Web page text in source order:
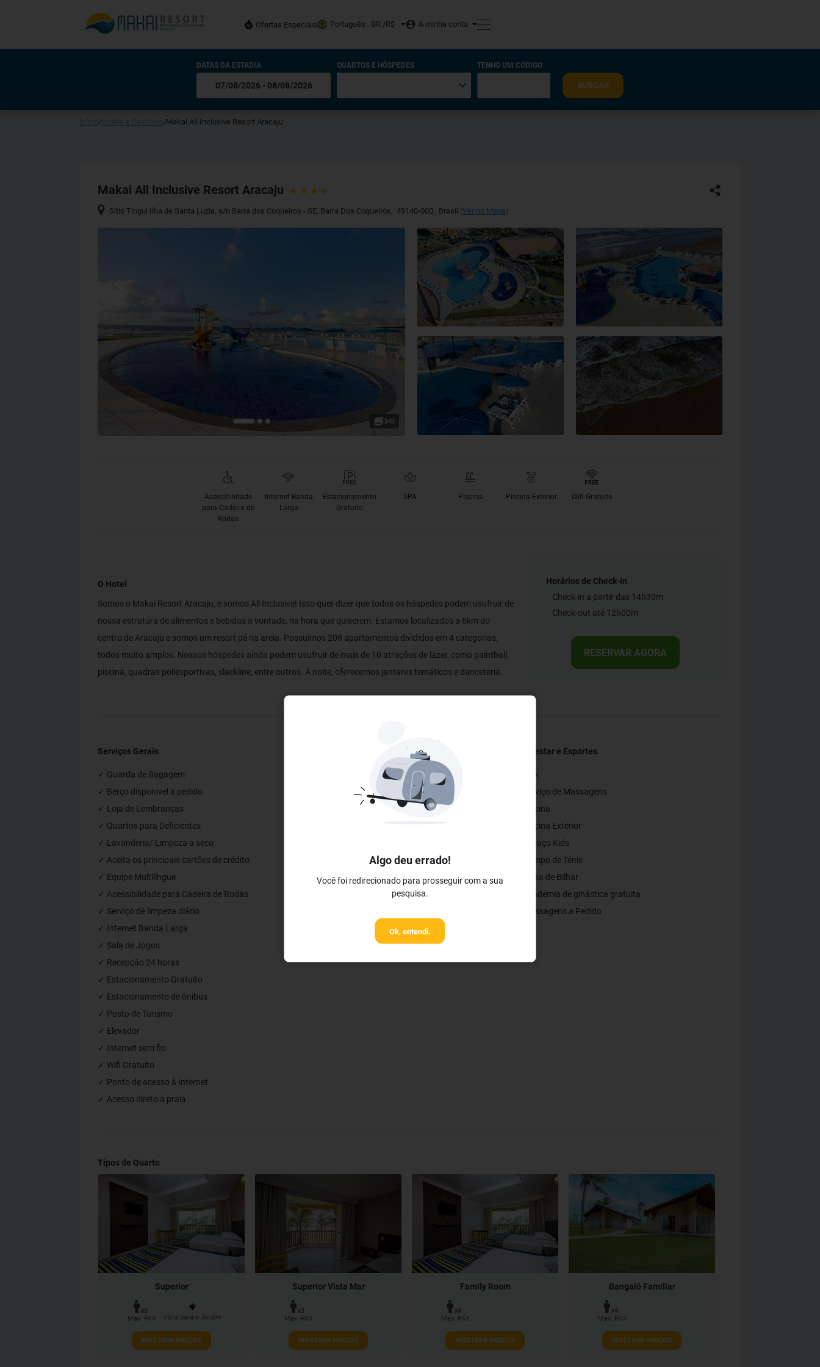
Ofertas Especiais Português , BR /R$ A minha conta
Algo deu errado!
Você foi redirecionado para prosseguir com a sua
pesquisa.
Ok, entendi.
DATAS DA ESTADIA QUARTOS E HÓSPEDES TENHO UM CÓDIGO
BUSCAR
/ /Makai All Inclusive Resort Aracaju
Makai All Inclusive Resort Aracaju
Sítio Tingui Ilha de Santa Luzia, s/n Barra dos Coqueiros - SE, Barra Dos Coqueiros, 49140-000, Brasil (Ver no Mapa)
340
Acessibilidade
para Cadeira de
Rodas
Internet Banda
Larga
Estacionamento
Gratuito
SPA Piscina Piscina Exterior Wifi Gratuito
O Hotel
Somos o Makai Resort Aracaju, e somos All Inclusive! Isso quer dizer que todos os hóspedes podem usufruir de
nossa estrutura de alimentos e bebidas à vontade, na hora que quiserem. Estamos localizados a 6km do
centro de Aracaju e somos um resort pé na areia. Possuímos 208 apartamentos divididos em 4 categorias,
todos muito amplos. Nossos hóspedes ainda podem usufruir de mais de 10 atrações de lazer, como paintball,
piscina, quadras poliesportivas, slackline, entre outros. À noite, oferecemos jantares temáticos e danceteria.
Horários de Check-in
Check-in a partir das 14h30m
Check-out até 12h00m
RESERVAR AGORA
Serviços Gerais
✓ Guarda de Bagagem
✓ Berço disponivel a pedido
✓ Loja de Lembranças
✓ Quartos para Deficientes
✓ Lavanderia/ Limpeza a seco
✓ Aceita os principais cartões de crédito
✓ Equipe Multilíngue
✓ Acessibilidade para Cadeira de Rodas
✓ Serviço de limpeza diário
✓ Internet Banda Larga
✓ Sala de Jogos
✓ Recepção 24 horas
✓ Estacionamento Gratuito
✓ Estacionamento de ônibus
✓ Posto de Turismo
✓ Elevador
✓ Internet sem fio
✓ Wifi Gratuito
✓ Ponto de acesso à Internet
✓ Acesso direto à praia
Restaurantes e Bares
✓ Restaurante
✓ Restaurante Público
Bem-estar e Esportes
✓ SPA
✓ Serviço de Massagens
✓ Piscina
✓ Piscina Exterior
✓ Espaço Kids
✓ Campo de Ténis
✓ Mesa de Bilhar
✓ Academia de ginástica gratuita
✓ Massagens a Pedido
Tipos de Quarto
Superior
x3
Max. PAX
Vista para o Jardim
MOSTRAR PREÇOS
Superior Vista Mar
x3
Max. PAX
MOSTRAR PREÇOS
Family Room
x4
Max. PAX
MOSTRAR PREÇOS
Bangalô Familiar
x4
Max. PAX
MOSTRAR PREÇOS